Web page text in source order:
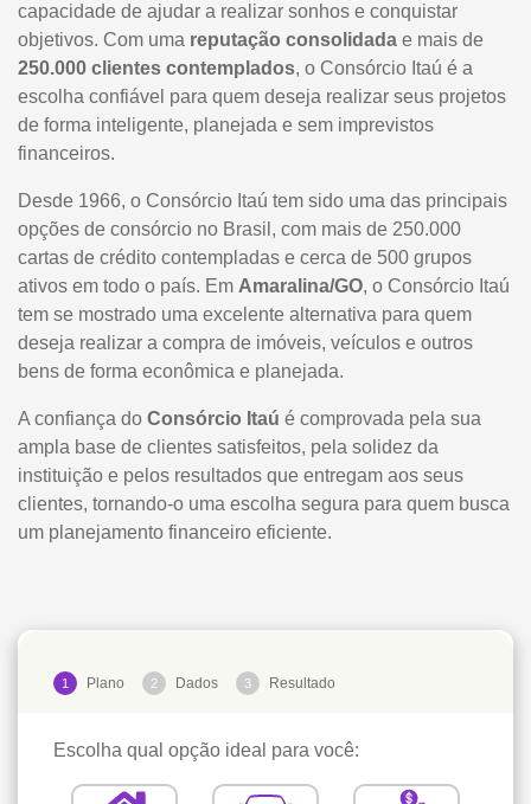
capacidade de ajudar a realizar sonhos e conquistar
objetivos. Com uma reputação consolidada e mais de
250.000 clientes contemplados, o Consórcio Itaú é a
escolha confiável para quem deseja realizar seus projetos
de forma inteligente, planejada e sem imprevistos
financeiros.
Desde 1966, o Consórcio Itaú tem sido uma das principais
opções de consórcio no Brasil, com mais de 250.000
cartas de crédito contempladas e cerca de 500 grupos
ativos em todo o país. Em Amaralina/GO, o Consórcio Itaú
tem se mostrado uma excelente alternativa para quem
deseja realizar a compra de imóveis, veículos e outros
bens de forma econômica e planejada.
A confiança do Consórcio Itaú é comprovada pela sua
ampla base de clientes satisfeitos, pela solidez da
instituição e pelos resultados que entregam aos seus
clientes, tornando-o uma escolha segura para quem busca
um planejamento financeiro eficiente.
1 Plano 2 Dados 3 Resultado
Escolha qual opção ideal para você: